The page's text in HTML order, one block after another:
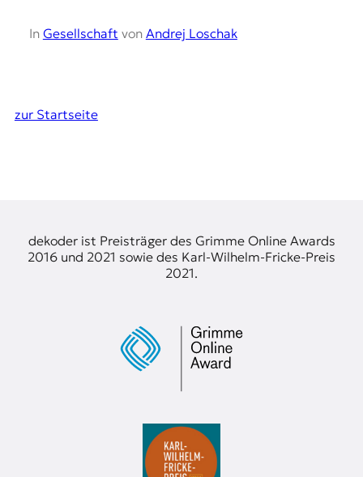
In Gesellschaft von Andrej Loschak
zur Startseite
dekoder ist Preisträger des Grimme Online Awards
2016 und 2021 sowie des Karl-Wilhelm-Fricke-Preis
2021.